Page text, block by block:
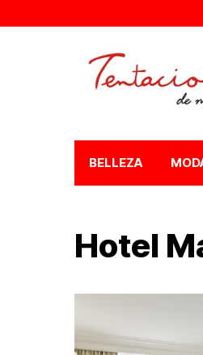
BELLEZA
Hotel